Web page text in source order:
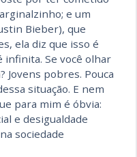
e um
Bieber), que
ela diz que isso é
infinita. Se você olhar
Jovens pobres. Pouca
situação. E nem
para mim é óbvia:
e desigualdade
sociedade